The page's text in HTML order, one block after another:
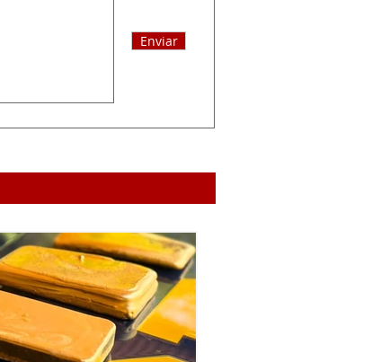
Enviar